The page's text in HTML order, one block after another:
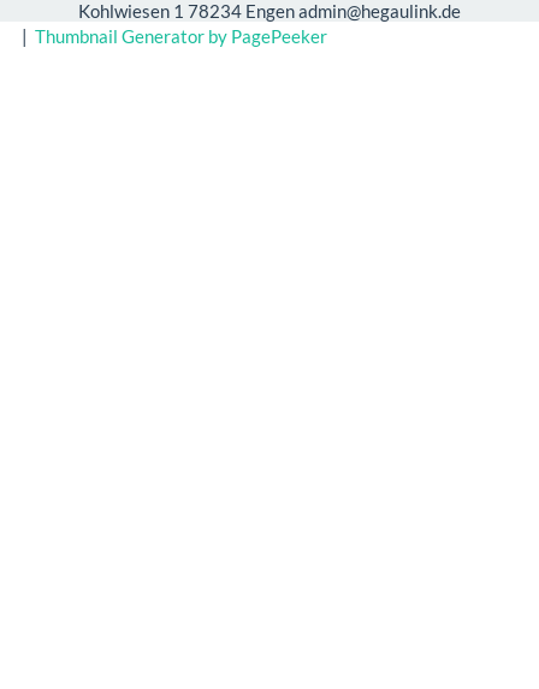
Kohlwiesen 1 78234 Engen admin@hegaulink.de
| Thumbnail Generator by PagePeeker